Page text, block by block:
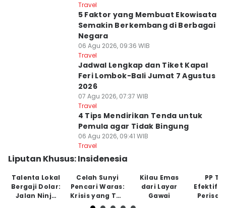
Travel
5 Faktor yang Membuat Ekowisata
Semakin Berkembang di Berbagai
Negara
06 Agu 2026, 09:36 WIB
Travel
Jadwal Lengkap dan Tiket Kapal
Feri Lombok-Bali Jumat 7 Agustus
2026
07 Agu 2026, 07:37 WIB
Travel
4 Tips Mendirikan Tenda untuk
Pemula agar Tidak Bingung
06 Agu 2026, 09:41 WIB
Travel
Liputan Khusus: Insidenesia
Talenta Lokal
Bergaji Dolar:
Jalan Ninja
Celah Sunyi
Pencari Waras:
Krisis yang Tak
Tampak
Kilau Emas
dari Layar
Gawai
PP
Perisai